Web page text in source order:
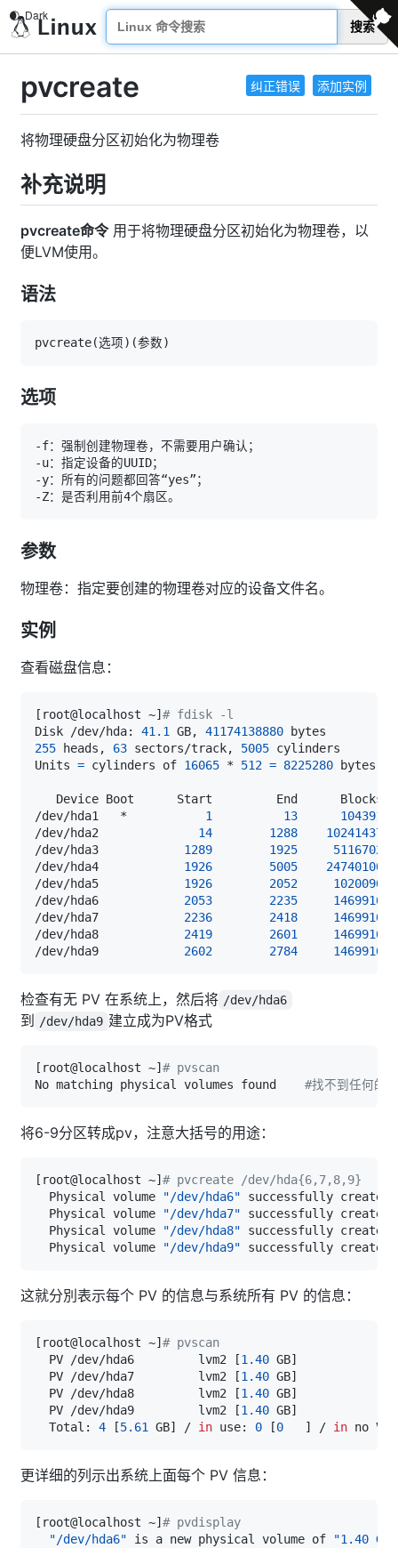
搜索
纠正错误 添加实例
pvcreate
将物理硬盘分区初始化为物理卷
补充说明
pvcreate命令用于将物理硬盘分区初始化为物理卷，以
便LVM使用。
语法
pvcreate(选项) (参数)
选项
参数
物理卷：指定要创建的物理卷对应的设备文件名。
实例
查看磁盘信息：
[ root@localhost ~] # fdisk -l
Disk /dev/hda: 41.1 GB, 41174138880
255 heads, 63 sectors/track, 5005
Units = cylinders of 16065 * 512 = 8225280
Device Boot      Start         End
/dev/hda1   * 1 13
104391
/dev/hda2 14 1288 10241437
/dev/hda3 1289 1925 5116702
/dev/hda4 1926 5005
24740100
/dev/hda5 1926 2052
1020096
/dev/hda6 2053 2235
1469916
/dev/hda7 2236 2418
1469916
/dev/hda8 2419 2601
1469916
/dev/hda9 2602 2784 1469916
检查有无 PV 在系统上，然后将 /dev/hda6
到 /dev/hda9 建立成为PV格式
[ root@localhost ~] # pvscan
No matching physical volumes found #找不到任何的
将6-9分区转成pv，注意大括号的用途：
[ root@localhost ~] # pvcreate /dev/hda{6,7,8,9}
  Physical volume
"/dev/hda6"
  Physical volume
"/dev/hda7"
  Physical volume
"/dev/hda8"
  Physical volume
"/dev/hda9"
这就分別表示每个 PV 的信息与系统所有 PV 的信息：
[ root@localhost ~] # pvscan
  PV /dev/hda6         lvm2
[1.40 GB]
  PV /dev/hda7         lvm2
[1.40 GB]
  PV /dev/hda8         lvm2
[1.40 GB]
  PV /dev/hda9         lvm2
[1.40 GB]
  Total:
4 [5.61 GB] / in use: 0 [0 ] / in no
更详细的列示出系统上面每个 PV 信息：
[ root@localhost ~] # pvdisplay
"/dev/hda6" is a new physical volume of
"1.40 GB"